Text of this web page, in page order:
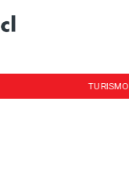
TURISMO